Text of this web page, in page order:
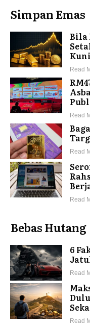
Simpan Emas
Bila
Read
Read
Read
Read
Bebas Hutang
6
Read
Read